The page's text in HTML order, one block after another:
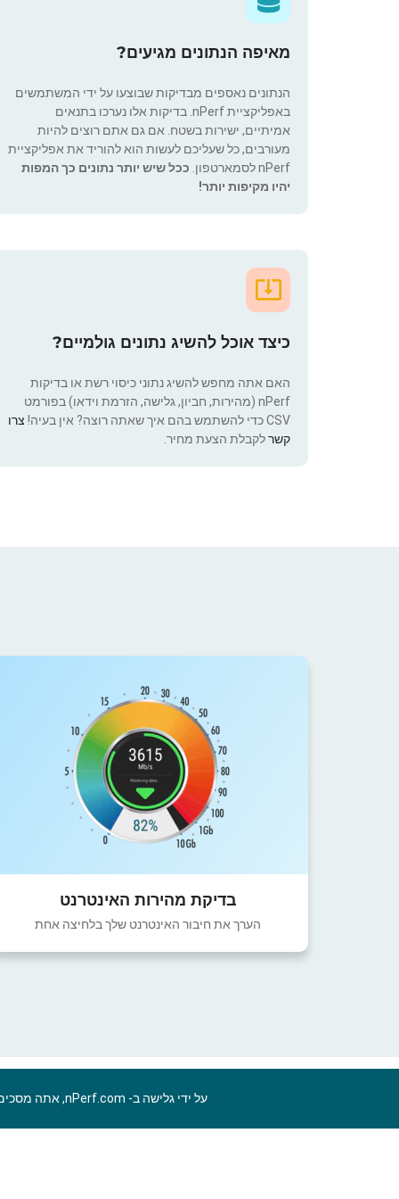
מאיפה הנתונים מגיעים?
הנתונים נאספים מבדיקות שבוצעו על ידי המשתמשים
באפליקציית nPerf. בדיקות אלו נערכו בתנאים
אמיתיים, ישירות בשטח. אם גם אתם רוצים להיות
מעורבים, כל שעליכם לעשות הוא להוריד את אפליקציית
nPerf לסמארטפון.
ככל שיש יותר נתונים כך המפות
יהיו מקיפות יותר!
כיצד אוכל להשיג נתונים גולמיים?
האם אתה מחפש להשיג נתוני כיסוי רשת או בדיקות
nPerf (מהירות, חביון, גלישה, הזרמת וידאו) בפורמט
CSV כדי להשתמש בהם איך שאתה רוצה? אין בעיה!
צרו
קשרלקבלת הצעת מחיר.
בדיקת מהירות האינטרנט
הערך את חיבור האינטרנט שלך בלחיצה אחת
על ידי גלישה ב- nPerf.com, אתה מסכים ל